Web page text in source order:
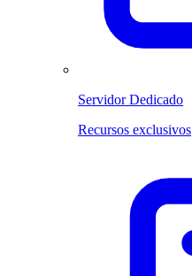
Servidor Dedicado
Recursos exclusivos